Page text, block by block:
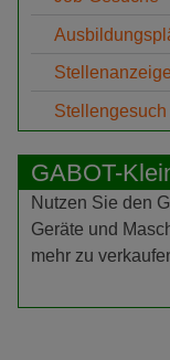
GABOT-
Nutzen Sie den
Geräte und
mehr zu